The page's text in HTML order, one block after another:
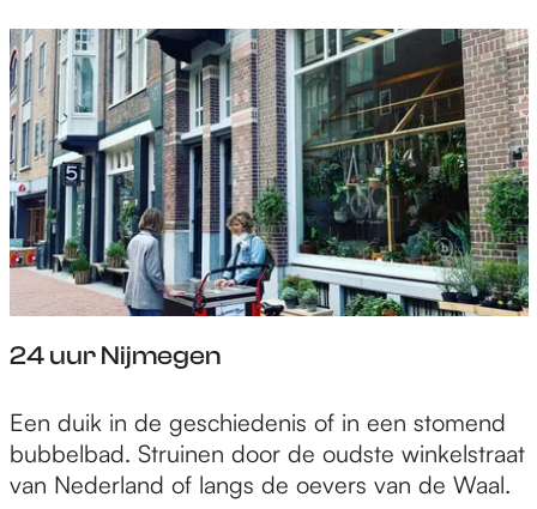
p
a
g
e
24 uur Nijmegen
2
4
u
Een duik in de geschiedenis of in een stomend
bubbelbad. Struinen door de oudste winkelstraat
van Nederland of langs de oevers van de Waal.